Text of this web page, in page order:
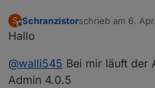
S
Offline
Schranzistorschrieb am 6.
zuletzt editiert von
Hallo
@walli545 Bei mir läuft der
Admin 4.0.5